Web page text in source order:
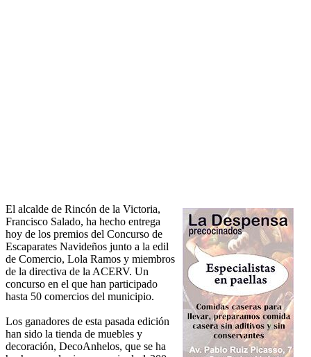
El alcalde de Rincón de la Victoria,
Francisco Salado, ha hecho entrega
hoy de los premios del Concurso de
Escaparates Navideños junto a la edil
de Comercio, Lola Ramos y miembros
de la directiva de la ACERV. Un
concurso en el que han participado
hasta 50 comercios del municipio.
Los ganadores de esta pasada edición
han sido la tienda de muebles y
decoración, DecoAnhelos, que se ha